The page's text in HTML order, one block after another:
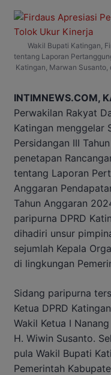
Wakil Bupati Katingan,
tentang Laporan
Katingan, Marwan Susanto,
INTIMNEWS.COM,
Perwakilan Rakyat
Katingan menggelar
Persidangan III
penetapan
tentang Laporan
Anggaran
Tahun Anggaran
paripurna DPRD
dihadiri unsur
sejumlah Kepala
di lingkungan
Sidang paripurna
Ketua DPRD
Wakil Ketua I
H. Wiwin Susanto.
pula Wakil Bupati
Pemerintah